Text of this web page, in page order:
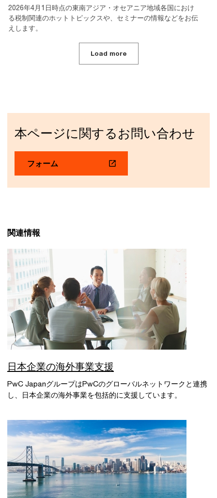
2026年4月1日時点の東南アジア・オセアニア地域各国におけ
る税制関連のホットトピックスや、セミナーの情報などをお伝
えします。
Load more
本ページに関するお問い合わせ
フォーム
関連情報
日本企業の海外事業支援
PwC JapanグループはPwCのグローバルネットワークと連携
し、日本企業の海外事業を包括的に支援しています。